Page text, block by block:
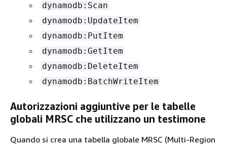
dynamodb:Scan
dynamodb:UpdateItem
dynamodb:PutItem
dynamodb:GetItem
dynamodb:DeleteItem
dynamodb:BatchWriteItem
Autorizzazioni aggiuntive per le tabelle
globali MRSC che utilizzano un testimone
Quando si crea una tabella globale MRSC (Multi-Region